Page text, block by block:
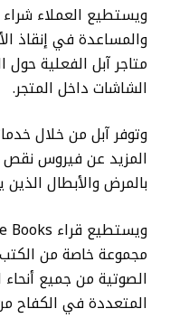
ويستطيع العملاء
والمساعدة في إنقاذ
متاجر آبل الفعلية حول
الشاشات داخل المتجر.
وتوفر آبل من خلال
المزيد عن فيروس نقص
بالمرض والأبطال الذين
مجموعة خاصة من الكتب
الصوتية من جميع أنحاء
المتعددة في الكفاح